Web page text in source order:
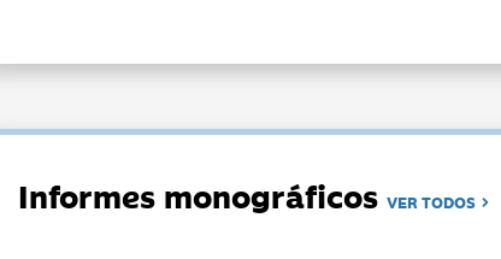
Informes monográficosVER TODOS